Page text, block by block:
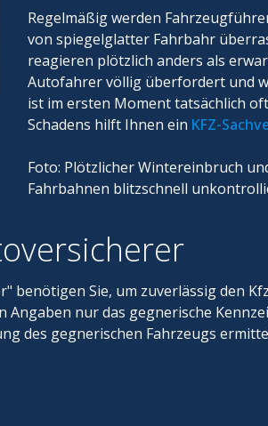
Regelmäßig werden
von spiegelglatter Fahrbahr
reagieren plötzlich anders als
Autofahrer völlig überfordert und
ist im ersten Moment tatsächlich
Schadens hilft Ihnen ein KFZ-
Foto: Plötzlicher Wintereinbruch
Fahrbahnen blitzschnell
benötigen Sie, um zuverlässig den
nur das gegnerische
des gegnerischen Fahrzeugs